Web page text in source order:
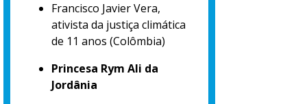
Francisco Javier Vera,
ativista da justiça climática
de 11 anos (Colômbia)
Princesa Rym Ali da
Jordânia